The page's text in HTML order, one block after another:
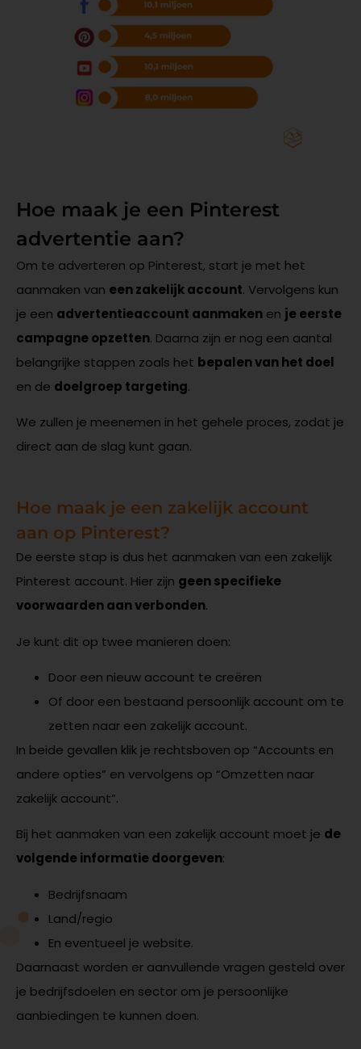
Hoe maak je een Pinterest
advertentie aan?
Om te adverteren op Pinterest, start je met het
aanmaken van een zakelijk account. Vervolgens kun
je een advertentieaccount aanmaken en je eerste
campagne opzetten. Daarna zijn er nog een aantal
belangrijke stappen zoals het bepalen van het doel
en de doelgroep targeting.
We zullen je meenemen in het gehele proces, zodat je
direct aan de slag kunt gaan.
Hoe maak je een zakelijk account
aan op Pinterest?
De eerste stap is dus het aanmaken van een zakelijk
Pinterest account. Hier zijn geen specifieke
voorwaarden aan verbonden.
Je kunt dit op twee manieren doen:
Door een nieuw account te creëren
Of door een bestaand persoonlijk account om te
zetten naar een zakelijk account.
In beide gevallen klik je rechtsboven op “Accounts en
andere opties” en vervolgens op “Omzetten naar
zakelijk account”.
Bij het aanmaken van een zakelijk account moet je de
volgende informatie doorgeven:
Bedrijfsnaam
Land/regio
En eventueel je website.
Daarnaast worden er aanvullende vragen gesteld over
je bedrijfsdoelen en sector om je persoonlijke
aanbiedingen te kunnen doen.